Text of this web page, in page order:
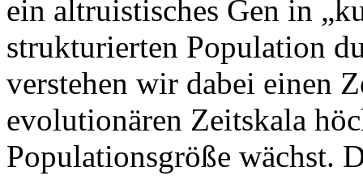
ein altruistisches Gen in
strukturierten Population
verstehen wir dabei einen
evolutionären Zeitskala
Populationsgröße wächst.